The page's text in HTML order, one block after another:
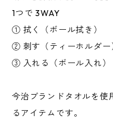
1つで 3WAY
① 拭く（ボール拭き）
② 刺す（ティーホルダー
③ 入れる（ボール入れ）
今治ブランドタオルを使
るアイテムです。